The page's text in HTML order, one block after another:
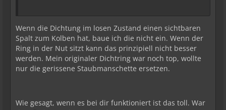
Wenn die Dichtung im losen Zustand einen sichtbaren
Spalt zum Kolben hat, baue ich die nicht ein. Wenn der
Ring in der Nut sitzt kann das prinzipiell nicht besser
werden. Mein originaler Dichtring war noch top, wollte
nur die gerissene Staubmanschette ersetzen.
Wie gesagt, wenn es bei dir funktioniert ist das toll. War